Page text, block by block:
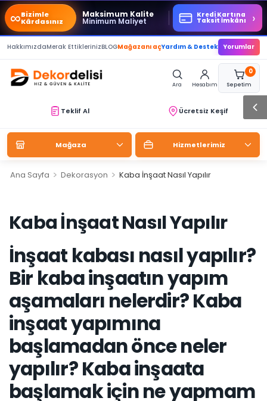
∞Bizimle
Kârdasınız
Maksimum Kalite
Minimum Maliyet
Kredi Kartına
Taksit İmkânı ›
HakkımızdaMerak EttiklerinizBLOGMağazanı açYardım & Destek Yorumlar
Ara Hesabım
0
Sepetim
Teklif Al Ücretsiz Keşif
Mağaza Hizmetlerimiz
Ana Sayfa > Dekorasyon > Kaba İnşaat Nasıl Yapılır
Kaba İnşaat Nasıl Yapılır
İnşaat kabası nasıl yapılır?
Bir kaba inşaatın yapım
aşamaları nelerdir? Kaba
inşaat yapımına
başlamadan önce neler
yapılır? Kaba inşaata
başlamak için ne yapmam